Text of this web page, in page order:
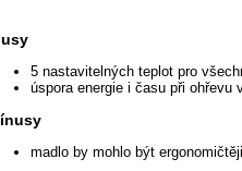
5 nastavitelných teplot pro
úspora energie i času při ohřevu
madlo by mohlo být